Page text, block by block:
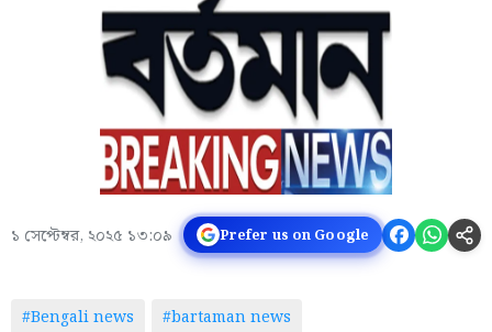
১ সেপ্টেম্বর, ২০২৫ ১৩:০৯ Prefer us on Google
#Bengali news #bartaman news